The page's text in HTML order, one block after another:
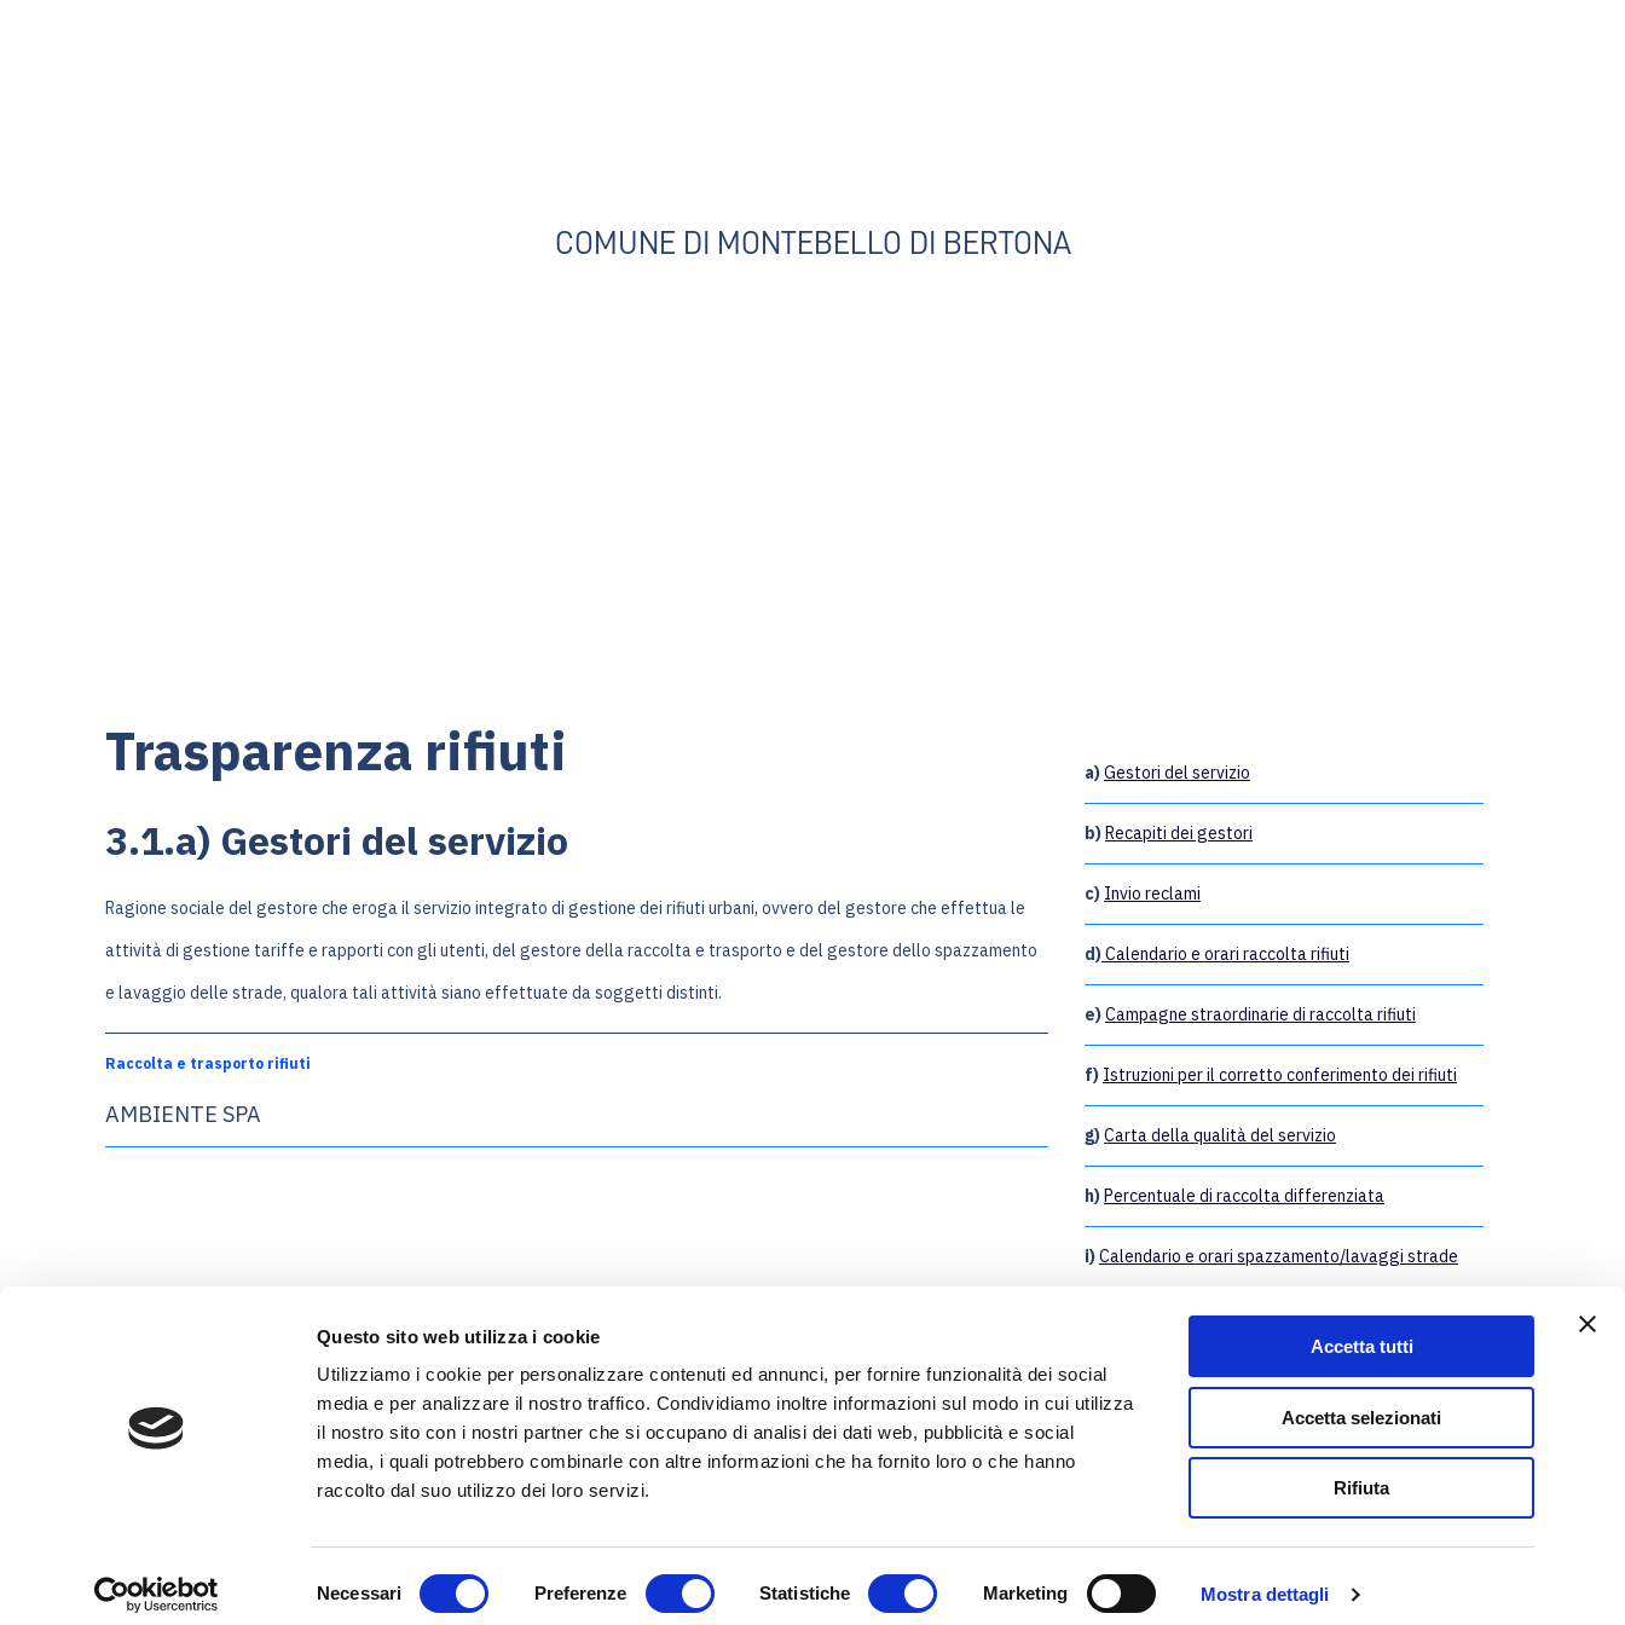
Questo sito web utilizza i cookie
Utilizziamo i cookie per personalizzare contenuti ed annunci, per fornire funzionalità dei social
media e per analizzare il nostro traffico. Condividiamo inoltre informazioni sul modo in cui utilizza
il nostro sito con i nostri partner che si occupano di analisi dei dati web, pubblicità e social
media, i quali potrebbero combinarle con altre informazioni che ha fornito loro o che hanno
raccolto dal suo utilizzo dei loro servizi.
Necessari Preferenze Statistiche Marketing Mostra dettagli
Accetta tutti
Accetta selezionati
Rifiuta
COMUNE DI MONTEBELLO DI BERTONA
Trasparenza rifiuti
3.1.a) Gestori del servizio
Ragione sociale del gestore che eroga il servizio integrato di gestione dei rifiuti urbani, ovvero del gestore che effettua le
attività di gestione tariffe e rapporti con gli utenti, del gestore della raccolta e trasporto e del gestore dello spazzamento
e lavaggio delle strade, qualora tali attività siano effettuate da soggetti distinti.
Raccolta e trasporto rifiuti
AMBIENTE SPA
a)Gestori del servizio
b)Recapiti dei gestori
c) Invio reclami
d)Calendario e orari raccolta rifiuti
e)Campagne straordinarie di raccolta rifiuti
f) Istruzioni per il corretto conferimento dei rifiuti
g)Carta della qualità del servizio
h)Percentuale di raccolta differenziata
i)Calendario e orari spazzamento/lavaggi strade
Recapiti telefonici per il servizio di pronto
u)Posizionamento della gestione matrice schemi
Standard generali di qualità di competenza del